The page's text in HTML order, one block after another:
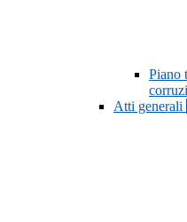
Piano
Atti generali